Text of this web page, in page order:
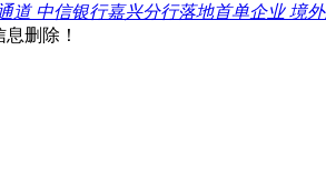
道 中信银行嘉兴分行落地首单企业 境
删除！